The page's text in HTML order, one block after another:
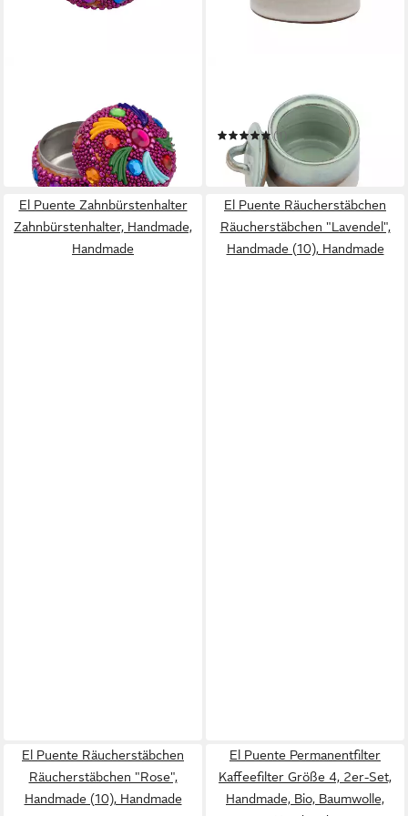
Aluminium in Pink, Handmade
3,99 €
in 6-7 Werktagen bei dir
Zuckerdose Zuckerdose
"Raya", Handmade
(1)
19,99 €
in 6-7 Werktagen bei dir
El Puente Zahnbürstenhalter
Zahnbürstenhalter, Handmade,
Handmade
El Puente Räucherstäbchen
Räucherstäbchen "Lavendel",
Handmade (10), Handmade
El Puente Räucherstäbchen
Räucherstäbchen "Rose",
Handmade (10), Handmade
El Puente Permanentfilter
Kaffeefilter Größe 4, 2er-Set,
Handmade, Bio, Baumwolle,